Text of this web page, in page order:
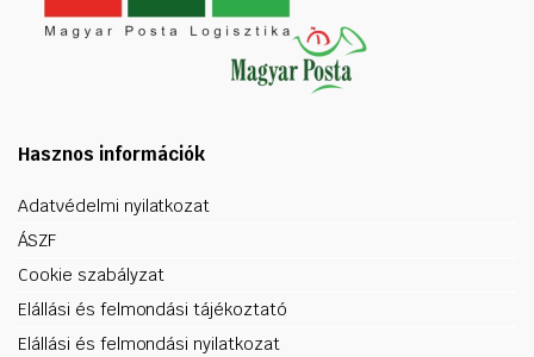
Hasznos információk
Adatvédelmi nyilatkozat
ÁSZF
Cookie szabályzat
Elállási és felmondási tájékoztató
Elállási és felmondási nyilatkozat